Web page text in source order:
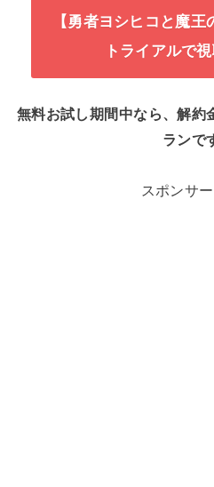
【勇者ヨシヒコと魔王
トライアルで
無料お試し期間中なら、解約
ランで
スポンサ